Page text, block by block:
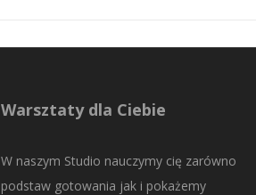
Warsztaty dla Ciebie
W naszym Studio nauczymy cię zarówno
podstaw gotowania jak i pokażemy